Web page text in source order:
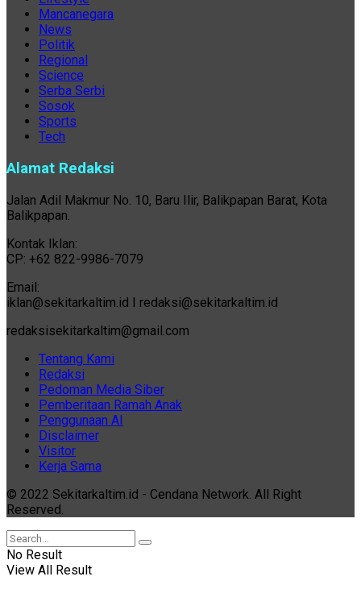
Mancanegara
News
Politik
Regional
Science
Serba Serbi
Sosok
Sports
Tech
Alamat Redaksi
Jalan Adil Makmur No. 10, Baru Ilir, Balikpapan Barat, Kota
Balikpapan.
Kontak Iklan:
CP: +62 822-9986-7079
Email:
iklan@sekitarkaltim.id I redaksi@sekitarkaltim.id
redaksisekitarkaltim@gmail.com
Tentang Kami
Redaksi
Pedoman Media Siber
Pemberitaan Ramah Anak
Penggunaan AI
Disclaimer
Visitor
Kerja Sama
© 2022 Sekitarkaltim.id - Cendana Network. All Right
Reserved.
No Result
View All Result